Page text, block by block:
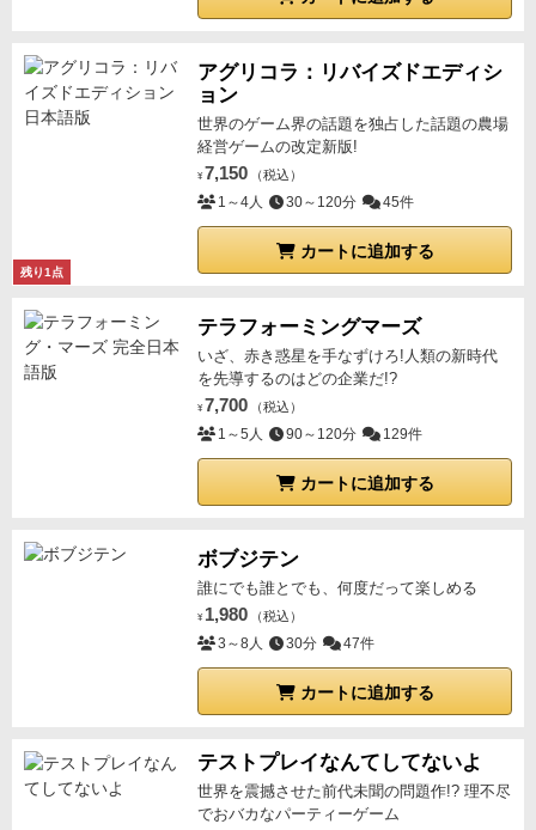
テの「複雑な条件戦」を、落語というテーマが見事に
受け止めています。
普通のトリテ以上に、「負けること」に強い意味
があるのも特徴的です。 トリを取った（トリックの勝
者）プレイヤーほどカードの補充が後回しになるシス
テムのため、「ここぞという本番で勝つために、今は
あえて美しく負ける」という場作りが重要になりま
らにカウンティングによる「勝敗のコントロール」が
肝となり、脳のメモリをフル活用させられます。3. ト
リックで負けても勝てる「セットコレクション」
ナス要素である「称号」の獲得条件には、以下のよう
なものが含まれます。
特定の噺のジャンルを演じる（スートを集める）
点数の低い噺をあえてかける（弱いカードを出す）
に、全体の得点（評価）では勝っている」という不思
議な状況がゲームをさらに面白くさせています。
立しないはずのソロゲーム」を成立させている異様さ
トリックテイキングとは、本質的に「相手の手札と意
思決定を読む」ゲームです。相手が何を持っている
か、どのタイミングで勝ちに来るかという「他者との
立しにくいジャンルです。ところが本作は、その読み
合いの代替物を「変態的（褒め言葉）」な2つの仕掛
けで成立させています。① オートマ（AI）ではな
残り1点
アグリコラ：リバイズドエディシ
ョン
世界のゲーム界の話題を独占した話題の農場
経営ゲームの改定新版!
¥ 7,150 （税込）
1～4人 30～120分 45件
カートに追加する
テラフォーミングマーズ
いざ、赤き惑星を手なずけろ!人類の新時代
を先導するのはどの企業だ!?
¥ 7,700 （税込）
1～5人 90～120分 129件
カートに追加する
ボブジテン
誰にでも誰とでも、何度だって楽しめる
¥ 1,980 （税込）
3～8人 30分 47件
カートに追加する
テストプレイなんてしてないよ
世界を震撼させた前代未聞の問題作!? 理不尽
でおバカなパーティーゲーム